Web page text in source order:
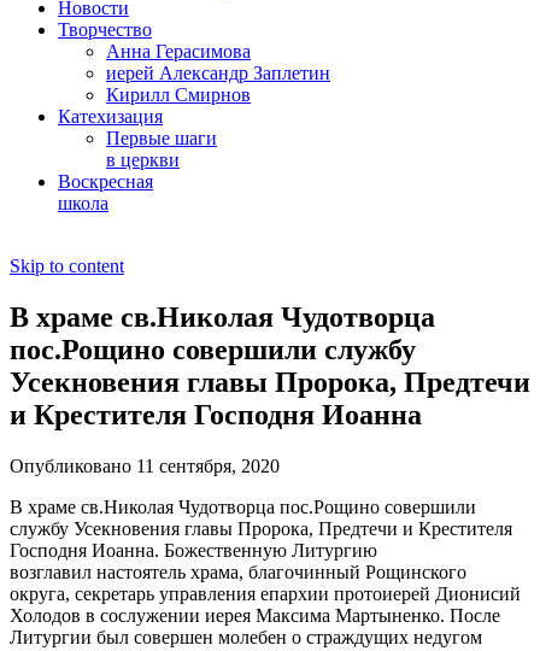
Новости
Творчество
Анна Герасимова
иерей Александр Заплетин
Кирилл Смирнов
Катехизация
Первые шаги
в церкви
Воскресная
школа
Skip to content
В храме св.Николая Чудотворца
пос.Рощино совершили службу
Усекновения главы Пророка, Предтечи
и Крестителя Господня Иоанна
Опубликовано 11 сентября, 2020
В храме св.Николая Чудотворца пос.Рощино совершили
службу Усекновения главы Пророка, Предтечи и Крестителя
Господня Иоанна. Божественную Литургию
возглавил настоятель храма, благочинный Рощинского
округа, секретарь управления епархии протоиерей Дионисий
Холодов в сослужении иерея Максима Мартыненко. После
Литургии был совершен молебен о страждущих недугом